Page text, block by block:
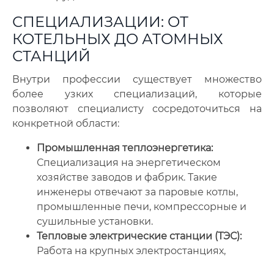
СПЕЦИАЛИЗАЦИИ: ОТ
КОТЕЛЬНЫХ ДО АТОМНЫХ
СТАНЦИЙ
Внутри профессии существует множество
более узких специализаций, которые
позволяют специалисту сосредоточиться на
конкретной области:
Промышленная теплоэнергетика:
Специализация на энергетическом
хозяйстве заводов и фабрик. Такие
инженеры отвечают за паровые котлы,
промышленные печи, компрессорные и
сушильные установки.
Тепловые электрические станции (ТЭС):
Работа на крупных электростанциях,